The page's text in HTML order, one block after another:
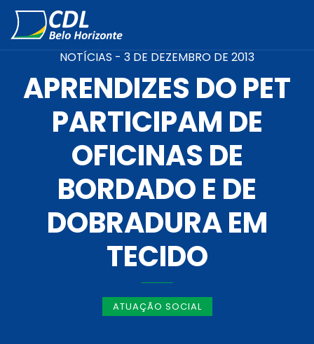
NOTÍCIAS - 3 DE DEZEMBRO DE 2013
APRENDIZES DO PET
PARTICIPAM DE
OFICINAS DE
BORDADO E DE
DOBRADURA EM
TECIDO
ATUAÇÃO SOCIAL